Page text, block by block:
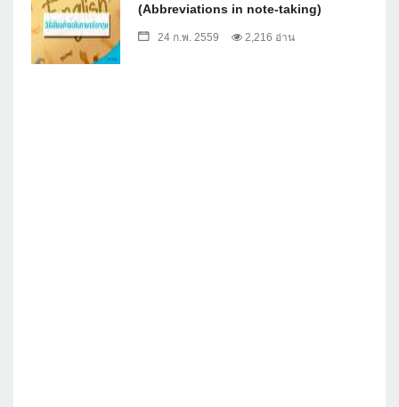
(Abbreviations in note-taking)
24 ก.พ. 2559 2,216 อ่าน